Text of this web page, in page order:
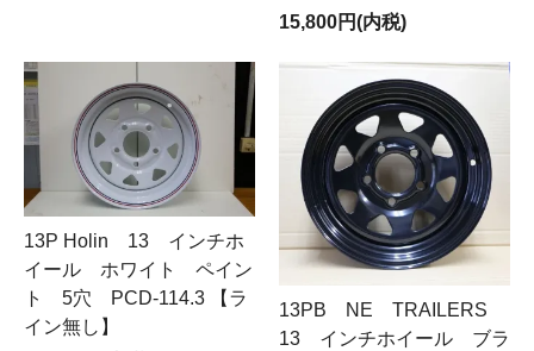
15,800円(内税)
13P Holin 13 インチホ
イール ホワイト ペイン
ト 5穴 PCD-114.3 【ラ
イン無し】
13PB NE TRAILERS
13 インチホイール ブラ